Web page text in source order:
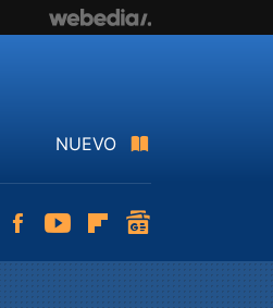
NUEVO
InstagramFacebookYoutubeFlipboard